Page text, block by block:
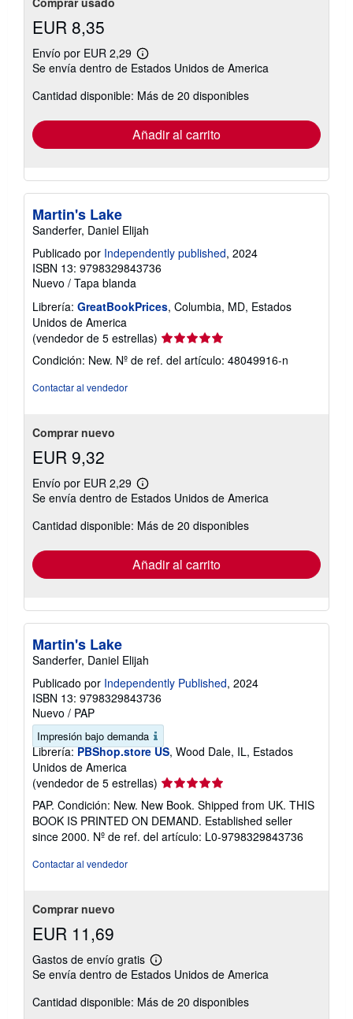
EUR 8,35
Envío por EUR 2,29
Más
información
las
envío
Se envía dentro de Estados Unidos de America
Cantidad disponible: Más de 20 disponibles
Añadir al carrito
Martin's Lake
Sanderfer, Daniel Elijah
Publicado por Independently published, 2024
ISBN 13: 9798329843736
Nuevo / Tapa blanda
Librería: GreatBookPrices, Columbia, MD, Estados
Unidos de America
(vendedor de 5 estrellas) Calificación
del
vendedor:
Condición: New. Nº de ref. del artículo: 48049916-n
Contactar al vendedor
Comprar nuevo
EUR 9,32
Envío por EUR 2,29
Más
información
las
envío
Se envía dentro de Estados Unidos de America
Cantidad disponible: Más de 20 disponibles
Añadir al carrito
Martin's Lake
Sanderfer, Daniel Elijah
Publicado por Independently Published, 2024
ISBN 13: 9798329843736
Nuevo / PAP
Impresión bajo demanda
Librería: PBShop.store US, Wood Dale, IL, Estados
Unidos de America
(vendedor de 5 estrellas) Calificación
del
vendedor:
5
de
PAP. Condición: New. New Book. Shipped from UK. THIS
BOOK IS PRINTED ON DEMAND. Established seller
since 2000. Nº de ref. del artículo: L0-9798329843736
Contactar al vendedor
Comprar nuevo
EUR 11,69
Gastos de envío gratis
Más
información
las
Se envía dentro de Estados Unidos de America
Cantidad disponible: Más de 20 disponibles